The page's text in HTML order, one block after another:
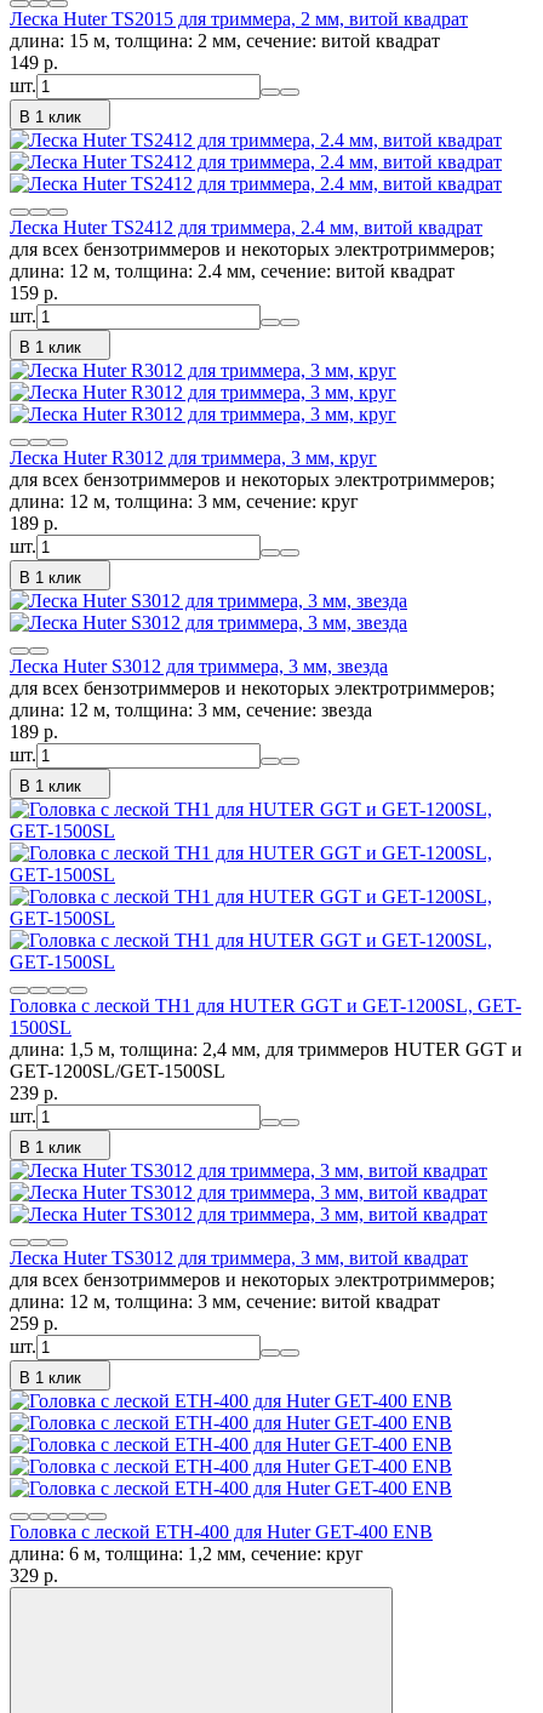
Леска Huter TS2015 для триммера, 2 мм, витой квадрат
длина: 15 м, толщина: 2 мм, сечение: витой квадрат
149 p.
шт.
В 1 клик
Леска Huter TS2412 для триммера, 2.4 мм, витой квадрат
для всех бензотриммеров и некоторых электротриммеров;
длина: 12 м, толщина: 2.4 мм, сечение: витой квадрат
159 p.
шт.
В 1 клик
Леска Huter R3012 для триммера, 3 мм, круг
для всех бензотриммеров и некоторых электротриммеров;
длина: 12 м, толщина: 3 мм, сечение: круг
189 p.
шт.
В 1 клик
Леска Huter S3012 для триммера, 3 мм, звезда
для всех бензотриммеров и некоторых электротриммеров;
длина: 12 м, толщина: 3 мм, сечение: звезда
189 p.
шт.
В 1 клик
Головка с леской TH1 для HUTER GGT и GET-1200SL, GET-
1500SL
длина: 1,5 м, толщина: 2,4 мм, для триммеров HUTER GGT и
GET-1200SL​/GET-1500SL
239 p.
шт.
В 1 клик
Леска Huter TS3012 для триммера, 3 мм, витой квадрат
для всех бензотриммеров и некоторых электротриммеров;
длина: 12 м, толщина: 3 мм, сечение: витой квадрат
259 p.
шт.
В 1 клик
Головка с леской ETH-400 для Huter GET-400 ENB
длина: 6 м, толщина: 1,2 мм, сечение: круг
329 p.